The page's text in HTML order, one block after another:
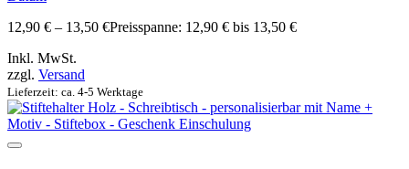
12,90 € – 13,50 €Preisspanne: 12,90 € bis 13,50 €
Inkl. MwSt.
zzgl. Versand
Lieferzeit: ca. 4-5 Werktage